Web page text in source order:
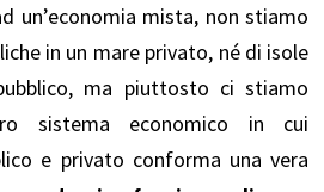
un’economia mista, non stiamo
in un mare privato, né di isole
ma piuttosto ci stiamo
sistema economico in cui
e privato conforma una vera